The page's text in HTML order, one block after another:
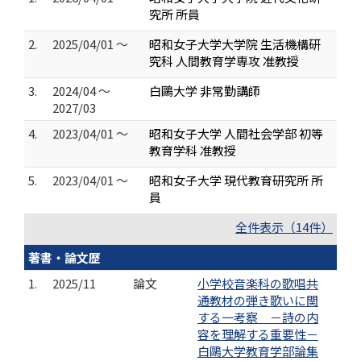
究所 所員
2.
2025/04/01 ～
昭和女子大学大学院 生活機構研
究科 人間教育学専攻 准教授
3.
2024/04 ～
2027/03
白鷗大学 非常勤講師
4. 2023/04/01 ～
昭和女子大学 人間社会学部 初等
教育学科 准教授
5.
2023/04/01 ～
昭和女子大学 現代教育研究所 所
員
全件表示（14件）
著書・論文歴
1.
2025/11 論文
小学校音楽科の歌唱共
通教材の弾き歌いに関
する一考察 －詩の内
容を理解する重要性－
白鷗大学教育学部論集